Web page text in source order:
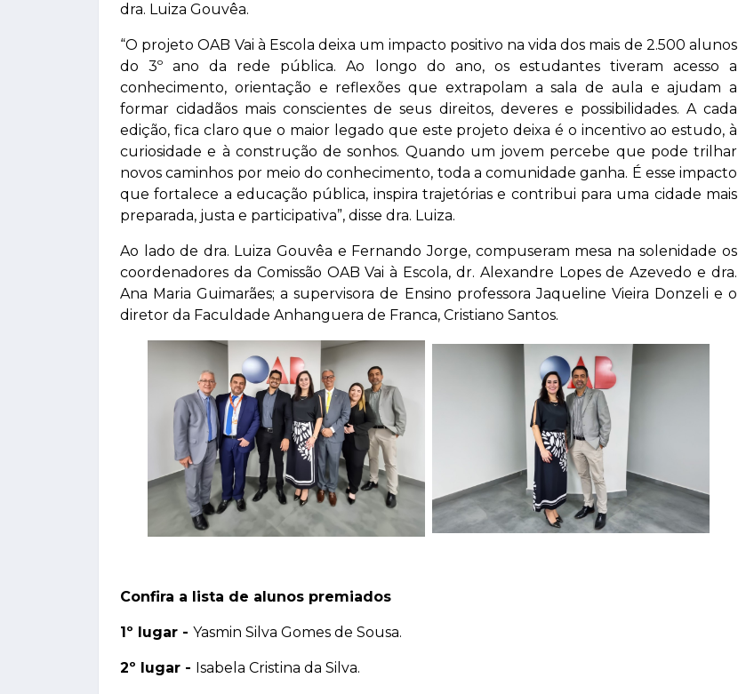
dra. Luiza Gouvêa.
“O projeto OAB Vai à Escola deixa um impacto positivo na vida dos mais de 2.500 alunos
do 3º ano da rede pública. Ao longo do ano, os estudantes tiveram acesso a
conhecimento, orientação e reflexões que extrapolam a sala de aula e ajudam a
formar cidadãos mais conscientes de seus direitos, deveres e possibilidades. A cada
edição, fica claro que o maior legado que este projeto deixa é o incentivo ao estudo, à
curiosidade e à construção de sonhos. Quando um jovem percebe que pode trilhar
novos caminhos por meio do conhecimento, toda a comunidade ganha. É esse impacto
que fortalece a educação pública, inspira trajetórias e contribui para uma cidade mais
preparada, justa e participativa”, disse dra. Luiza.
Ao lado de dra. Luiza Gouvêa e Fernando Jorge, compuseram mesa na solenidade os
coordenadores da Comissão OAB Vai à Escola, dr. Alexandre Lopes de Azevedo e dra.
Ana Maria Guimarães; a supervisora de Ensino professora Jaqueline Vieira Donzeli e o
diretor da Faculdade Anhanguera de Franca, Cristiano Santos.
Confira a lista de alunos premiados
1º lugar - Yasmin Silva Gomes de Sousa.
2º lugar - Isabela Cristina da Silva.